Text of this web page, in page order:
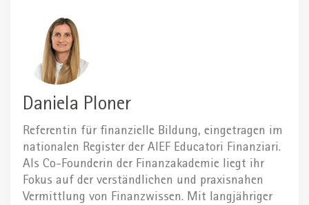
Daniela Ploner
Referentin für finanzielle Bildung, eingetragen im
nationalen Register der AIEF Educatori Finanziari.
Als Co-Founderin der Finanzakademie liegt ihr
Fokus auf der verständlichen und praxisnahen
Vermittlung von Finanzwissen. Mit langjähriger